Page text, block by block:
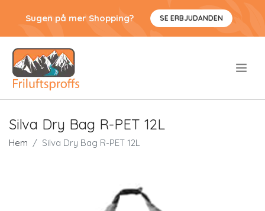
Sugen på mer Shopping? SE ERBJUDANDEN
Silva Dry Bag R-PET 12L
Hem Silva Dry Bag R-PET 12L